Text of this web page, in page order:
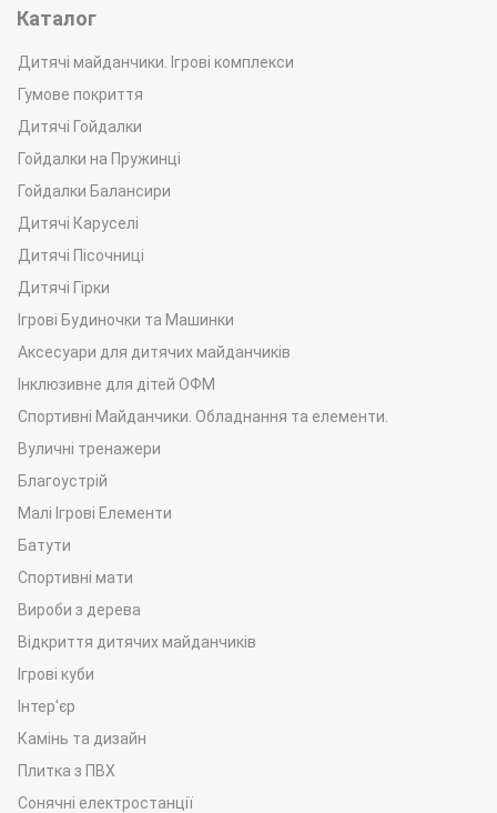
Каталог
Дитячі майданчики. Ігрові комплекси
Гумове покриття
Дитячі Гойдалки
Гойдалки на Пружинці
Гойдалки Балансири
Дитячі Каруселі
Дитячі Пісочниці
Дитячі Гірки
Ігрові Будиночки та Машинки
Аксесуари для дитячих майданчиків
Інклюзивне для дітей ОФМ
Спортивні Майданчики. Обладнання та елементи.
Вуличні тренажери
Благоустрій
Малі Ігрові Елементи
Батути
Спортивні мати
Вироби з дерева
Відкриття дитячих майданчиків
Ігрові куби
Інтер'єр
Камінь та дизайн
Плитка з ПВХ
Сонячні електростанції